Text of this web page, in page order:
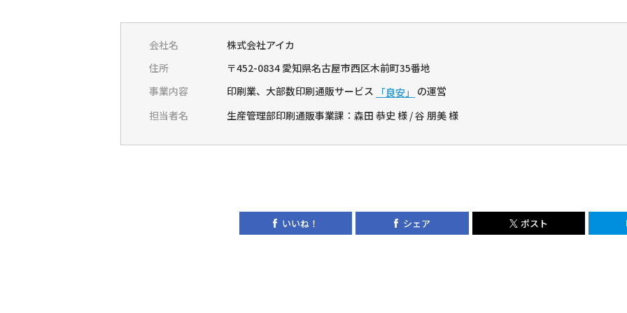
会社名
株式会社アイカ
住所
〒452-0834 愛知県名古屋市西区木前町35番地
事業内容
印刷業、大部数印刷通販サービス 「良安」
の運営
担当者名
生産管理部印刷通販事業課：森田 恭史 様 / 谷 朋美 様
いいね！ シェア ポスト